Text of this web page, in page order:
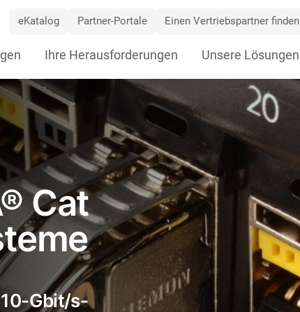
eKatalog Partner-Portale Einen Vertriebspartner finden
Ihre Herausforderungen Unsere Lösungen
Cat
Gbit/s-